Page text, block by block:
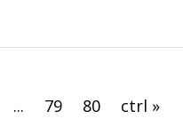
... 79 80 ctrl »